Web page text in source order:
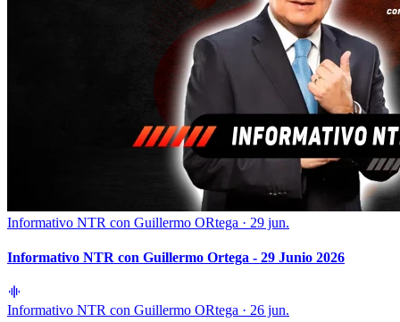
Informativo NTR con Guillermo ORtega · 29 jun.
Informativo NTR con Guillermo Ortega - 29 Junio 2026
Informativo NTR con Guillermo ORtega · 26 jun.